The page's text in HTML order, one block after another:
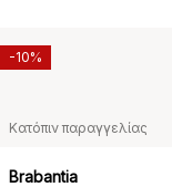
Κατόπιν παραγγελίας
Brabantia
-10%